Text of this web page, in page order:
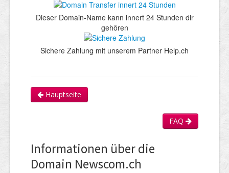
Dieser Domain-Name kann innert 24 Stunden dir
gehören
Sichere Zahlung mit unserem Partner Help.ch
Hauptseite
FAQ
Informationen über die
Domain Newscom.ch